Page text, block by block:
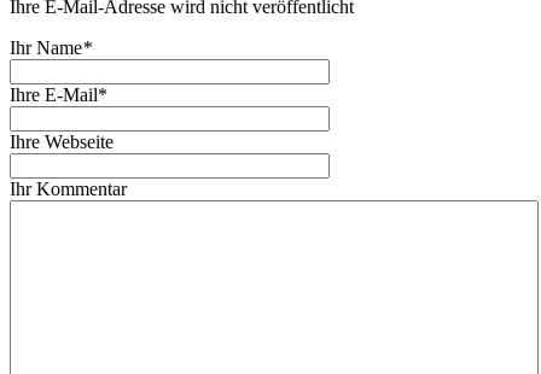
Ihre E-Mail-Adresse wird nicht veröffentlicht
Ihr Name*
Ihre E-Mail*
Ihre Webseite
Ihr Kommentar